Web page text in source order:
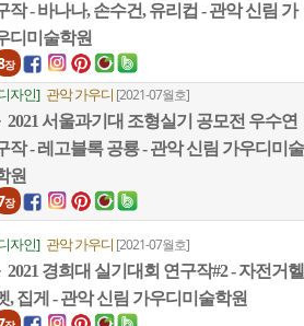
작 - 바나나, 손수건, 유리컵 - 관악 신림 가
디미술학원
장
자인] 관악 가우디 [2021-07월호]
ㆍ 2021 서울과기대 조형실기 공모전 우수연
작 - 레고블록 공룡 - 관악 신림 가우디미술
원
장
자인] 관악 가우디 [2021-07월호]
ㆍ 2021 경희대 실기대회 연구작#2 - 자전거헬
, 집게 - 관악 신림 가우디미술학원